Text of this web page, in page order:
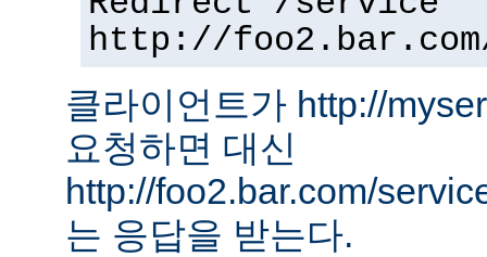
http://
클라이언트가 http://
요청하면 대신
http://foo2.bar.com/
는 응답을 받는다.